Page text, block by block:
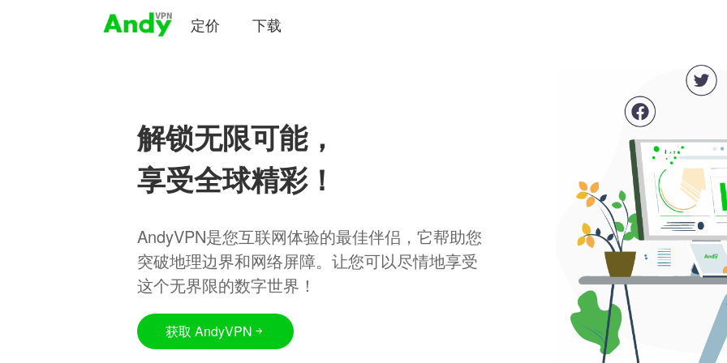
定价 下载
解锁无限可能，
享受全球精彩！
AndyVPN是您互联网体验的最佳伴侣，它帮助您
突破地理边界和网络屏障。让您可以尽情地享受
这个无界限的数字世界！
获取 AndyVPN